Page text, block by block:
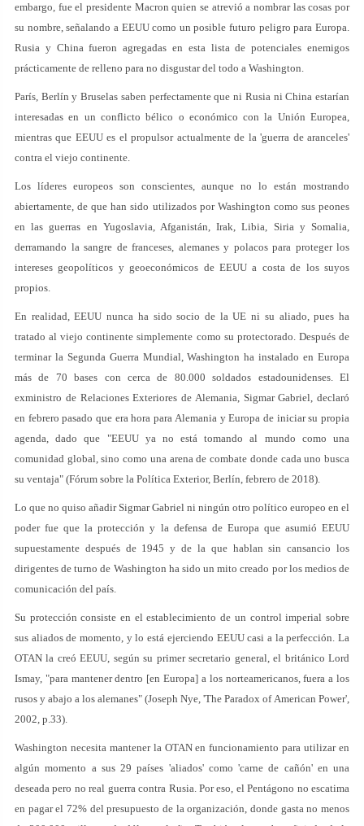
embargo, fue el presidente Macron quien se atrevió a nombrar las cosas por
su nombre, señalando a EEUU como un posible futuro peligro para Europa.
Rusia y China fueron agregadas en esta lista de potenciales enemigos
prácticamente de relleno para no disgustar del todo a Washington.
París, Berlín y Bruselas saben perfectamente que ni Rusia ni China estarían
interesadas en un conflicto bélico o económico con la Unión Europea,
mientras que EEUU es el propulsor actualmente de la 'guerra de aranceles'
contra el viejo continente.
Los líderes europeos son conscientes, aunque no lo están mostrando
abiertamente, de que han sido utilizados por Washington como sus peones
en las guerras en Yugoslavia, Afganistán, Irak, Libia, Siria y Somalia,
derramando la sangre de franceses, alemanes y polacos para proteger los
intereses geopolíticos y geoeconómicos de EEUU a costa de los suyos
propios.
En realidad, EEUU nunca ha sido socio de la UE ni su aliado, pues ha
tratado al viejo continente simplemente como su protectorado. Después de
terminar la Segunda Guerra Mundial, Washington ha instalado en Europa
más de 70 bases con cerca de 80.000 soldados estadounidenses. El
exministro de Relaciones Exteriores de Alemania, Sigmar Gabriel, declaró
en febrero pasado que era hora para Alemania y Europa de iniciar su propia
agenda, dado que "EEUU ya no está tomando al mundo como una
comunidad global, sino como una arena de combate donde cada uno busca
su ventaja" (Fórum sobre la Política Exterior, Berlín, febrero de 2018).
Lo que no quiso añadir Sigmar Gabriel ni ningún otro político europeo en el
poder fue que la protección y la defensa de Europa que asumió EEUU
supuestamente después de 1945 y de la que hablan sin cansancio los
dirigentes de turno de Washington ha sido un mito creado por los medios de
comunicación del país.
Su protección consiste en el establecimiento de un control imperial sobre
sus aliados de momento, y lo está ejerciendo EEUU casi a la perfección. La
OTAN la creó EEUU, según su primer secretario general, el británico Lord
Ismay, "para mantener dentro [en Europa] a los norteamericanos, fuera a los
rusos y abajo a los alemanes" (Joseph Nye, 'The Paradox of American Power',
2002, p.33).
Washington necesita mantener la OTAN en funcionamiento para utilizar en
algún momento a sus 29 países 'aliados' como 'carne de cañón' en una
deseada pero no real guerra contra Rusia. Por eso, el Pentágono no escatima
en pagar el 72% del presupuesto de la organización, donde gasta no menos